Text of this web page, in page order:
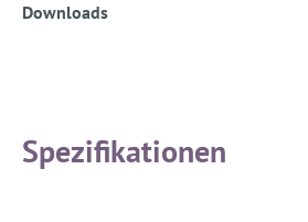
Downloads
Spezifikationen